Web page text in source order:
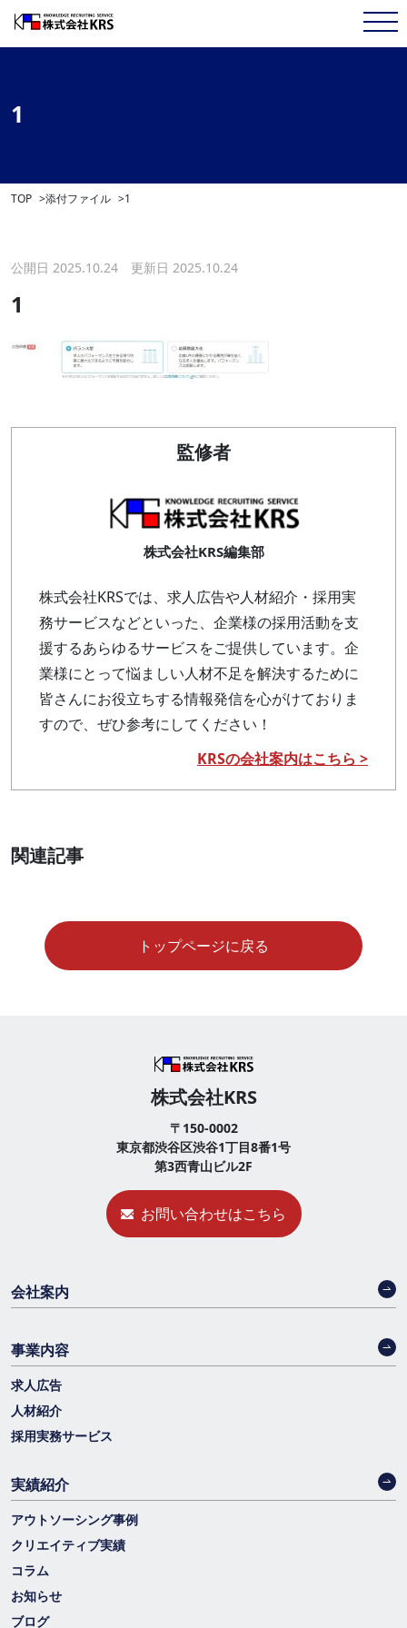
1
TOP 添付ファイル 1
公開日 2025.10.24 更新日 2025.10.24
1
監修者
株式会社KRS編集部
株式会社KRSでは、求人広告や人材紹介・採用実
務サービスなどといった、企業様の採用活動を支
援するあらゆるサービスをご提供しています。企
業様にとって悩ましい人材不足を解決するために
皆さんにお役立ちする情報発信を心がけておりま
すので、ぜひ参考にしてください！
KRSの会社案内はこちら >
関連記事
トップページに戻る
株式会社KRS
〒150-0002
東京都渋谷区渋谷1丁目8番1号
第3西青山ビル2F
お問い合わせはこちら
会社案内
事業内容
求人広告
人材紹介
採用実務サービス
実績紹介
アウトソーシング事例
クリエイティブ実績
コラム
お知らせ
ブログ